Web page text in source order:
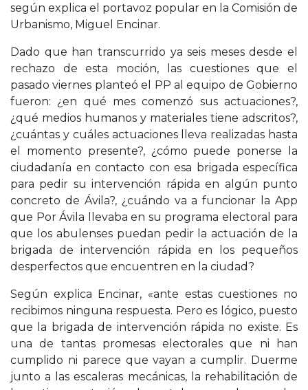
según explica el portavoz popular en la Comisión de
Urbanismo, Miguel Encinar.
Dado que han transcurrido ya seis meses desde el
rechazo de esta moción, las cuestiones que el
pasado viernes planteó el PP al equipo de Gobierno
fueron: ¿en qué mes comenzó sus actuaciones?,
¿qué medios humanos y materiales tiene adscritos?,
¿cuántas y cuáles actuaciones lleva realizadas hasta
el momento presente?, ¿cómo puede ponerse la
ciudadanía en contacto con esa brigada específica
para pedir su intervención rápida en algún punto
concreto de Ávila?, ¿cuándo va a funcionar la App
que Por Ávila llevaba en su programa electoral para
que los abulenses puedan pedir la actuación de la
brigada de intervención rápida en los pequeños
desperfectos que encuentren en la ciudad?
Según explica Encinar, «ante estas cuestiones no
recibimos ninguna respuesta. Pero es lógico, puesto
que la brigada de intervención rápida no existe. Es
una de tantas promesas electorales que ni han
cumplido ni parece que vayan a cumplir. Duerme
junto a las escaleras mecánicas, la rehabilitación de